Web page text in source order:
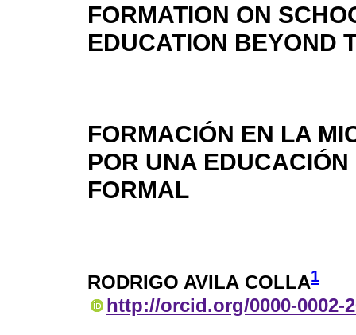
FORMATION ON
EDUCATION BEYOND
FORMACIÓN EN LA
POR UNA
FORMAL
RODRIGO AVILA COLLA1
http://orcid.org/0000-0002-